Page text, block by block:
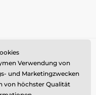
wir sind
uns
mit
Verwendung von
und Marketingzwecken
von höchster Qualität